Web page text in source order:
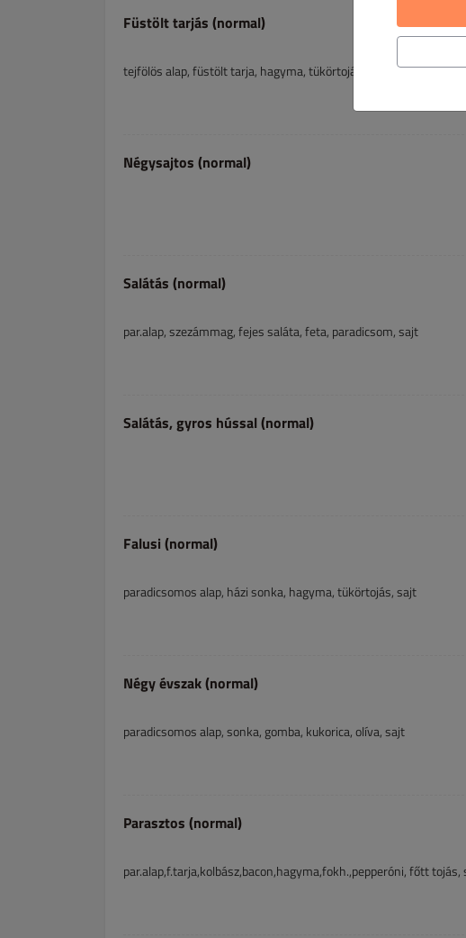
Füstölt tarjás (normal)
tejfölös alap, füstölt tarja, hagyma, tükörtojás, sajt
Négysajtos (normal)
Salátás (normal)
par.alap, szezámmag, fejes saláta, feta, paradicsom, sajt
Salátás, gyros hússal (normal)
Falusi (normal)
paradicsomos alap, házi sonka, hagyma, tükörtojás, sajt
Négy évszak (normal)
paradicsomos alap, sonka, gomba, kukorica, olíva, sajt
Parasztos (normal)
par.alap,f.tarja,kolbász,bacon,hagyma,fokh.,pepperóni, főtt tojás,